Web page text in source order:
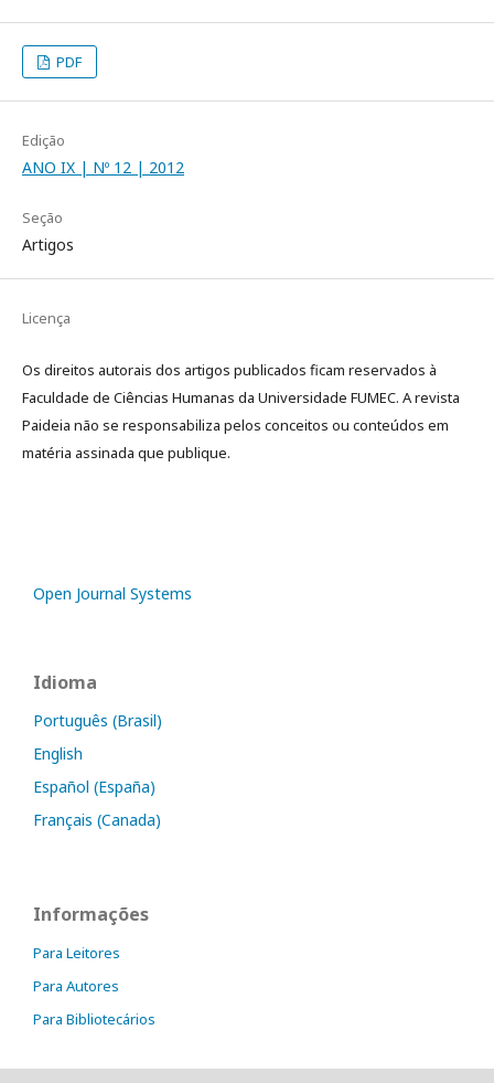
PDF
Edição
ANO IX | Nº 12 | 2012
Seção
Artigos
Licença
Os direitos autorais dos artigos publicados ficam reservados à
Faculdade de Ciências Humanas da Universidade FUMEC. A revista
Paideia não se responsabiliza pelos conceitos ou conteúdos em
matéria assinada que publique.
Open Journal Systems
Idioma
Português (Brasil)
English
Español (España)
Français (Canada)
Informações
Para Leitores
Para Autores
Para Bibliotecários